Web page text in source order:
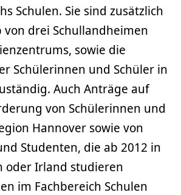
Schulen. Sie sind zusätzlich
drei Schullandheimen
sowie die
Schülerinnen und Schüler in
Auch Anträge auf
von Schülerinnen und
Hannover sowie von
Studenten, die ab 2012 in
oder Irland studieren
im Fachbereich Schulen